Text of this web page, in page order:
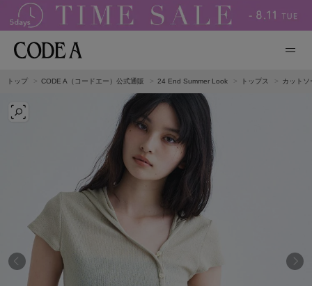
トップ CODE A（コードエー）公式通販 24 End Summer Look トップス カットソ